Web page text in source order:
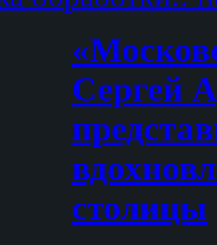
Сергей
столицы